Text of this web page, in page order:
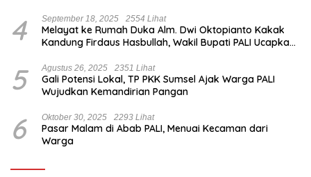
4 September 18, 2025 2554 Lihat
Melayat ke Rumah Duka Alm. Dwi Oktopianto Kakak
Kandung Firdaus Hasbullah, Wakil Bupati PALI Ucapkan
5 Agustus 26, 2025 2351 Lihat
Gali Potensi Lokal, TP PKK Sumsel Ajak Warga PALI
Wujudkan Kemandirian Pangan
6 Oktober 30, 2025 2293 Lihat
Pasar Malam di Abab PALI, Menuai Kecaman dari
Warga